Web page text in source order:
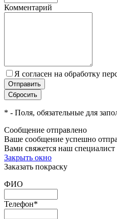
Комментарий
Я согласен на обработку
* - Поля, обязательные для
Сообщение отправлено
Ваше сообщение успешно
Вами свяжется наш специалист
Закрыть окно
Заказать покраску
ФИО
Телефон*